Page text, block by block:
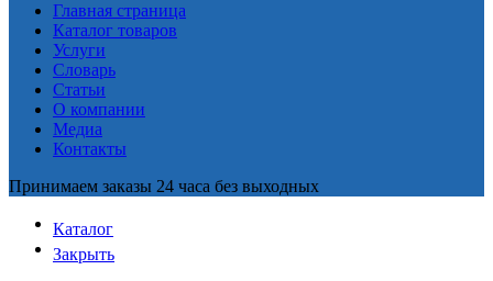
Главная страница
Каталог товаров
Услуги
Словарь
Статьи
О компании
Медиа
Контакты
Принимаем заказы 24 часа без выходных
Каталог
Закрыть